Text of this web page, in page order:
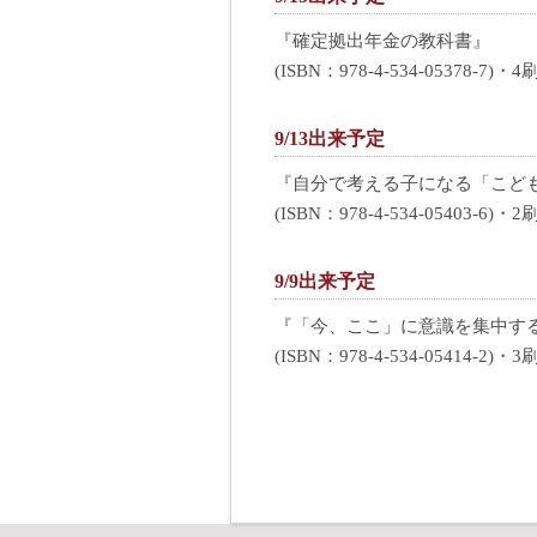
『確定拠出年金の教科書』
(ISBN：978-4-534-05378-7)・4刷
9/13出来予定
『自分で考える子になる「こど
(ISBN：978-4-534-05403-6)・2刷
9/9出来予定
『「今、ここ」に意識を集中す
(ISBN：978-4-534-05414-2)・3刷